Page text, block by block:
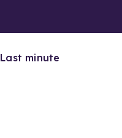
Last minute